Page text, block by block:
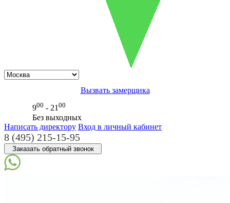
Вызвать замерщика
900 - 2100
Без выходных
Написать директору Вход в личный кабинет
8 (495) 215-15-95
Заказать обратный звонок